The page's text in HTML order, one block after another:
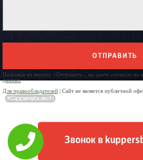
ОТПРАВИТЬ
Нажимая на кнопку «Отправить», вы даете согласие на
данных
Для правообладателей | Сайт не является публичной
Звонок в